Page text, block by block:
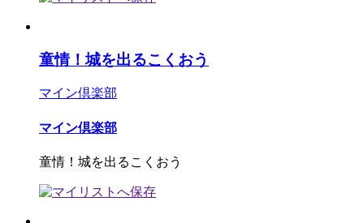
童情！城を出るこくおう
マイン倶楽部
マイン倶楽部
童情！城を出るこくおう